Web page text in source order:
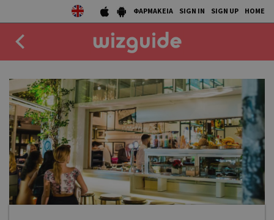
ΦΑΡΜΑΚΕΙΑ SIGN IN SIGN UP HOME
DRINK
50 BEST
AGENDA
COLLECTIONS